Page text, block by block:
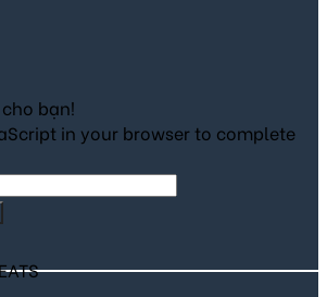
bạn!
in your browser to complete